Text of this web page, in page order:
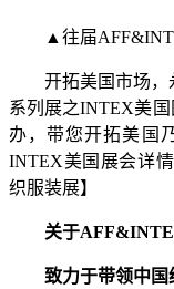
▲往届
开拓美国市场，
系列展之INTEX美
办，带您开拓美国
INTEX美国展会详
织服装展】
关于
致力于带领中国